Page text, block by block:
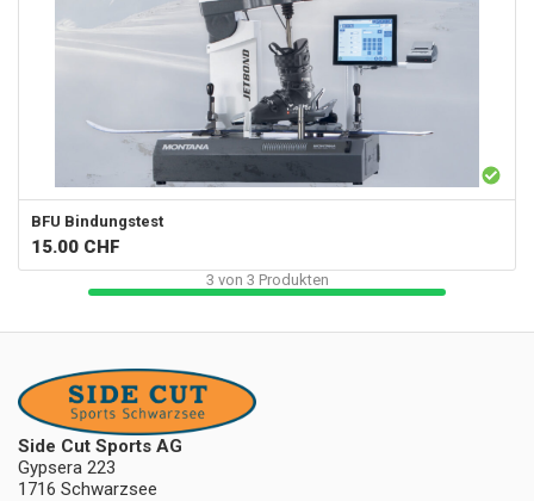
BFU Bindungstest
15.00 CHF
3 von 3 Produkten
Side Cut Sports AG
Gypsera 223
1716 Schwarzsee